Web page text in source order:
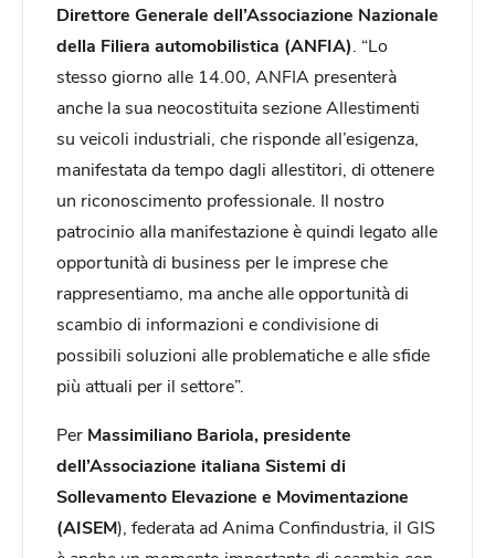
Direttore Generale dell’Associazione Nazionale
della Filiera automobilistica (ANFIA) . “Lo
stesso giorno alle 14.00, ANFIA presenterà
anche la sua neocostituita sezione Allestimenti
su veicoli industriali, che risponde all’esigenza,
manifestata da tempo dagli allestitori, di ottenere
un riconoscimento professionale. Il nostro
patrocinio alla manifestazione è quindi legato alle
opportunità di business per le imprese che
rappresentiamo, ma anche alle opportunità di
scambio di informazioni e condivisione di
possibili soluzioni alle problematiche e alle sfide
più attuali per il settore”.
Per Massimiliano Bariola, presidente
dell’Associazione italiana Sistemi di
Sollevamento Elevazione e Movimentazione
(AISEM), federata ad Anima Confindustria, il GIS